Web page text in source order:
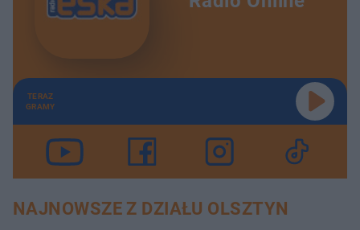
TERAZ
GRAMY
NAJNOWSZE Z DZIAŁU OLSZTYN